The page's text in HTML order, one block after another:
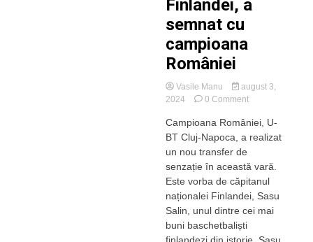
Finlandei, a
semnat cu
campioana
României
Vasile Manu
august 3,
2024
0 Commenton
nou
transfer
senzație
de
U-
BT
Sasu
Campioana României, U-
BT Cluj-Napoca, a realizat
un nou transfer de
senzație în această vară.
Este vorba de căpitanul
naționalei Finlandei, Sasu
Salin, unul dintre cei mai
buni baschetbaliști
finlandezi din istorie. Sasu